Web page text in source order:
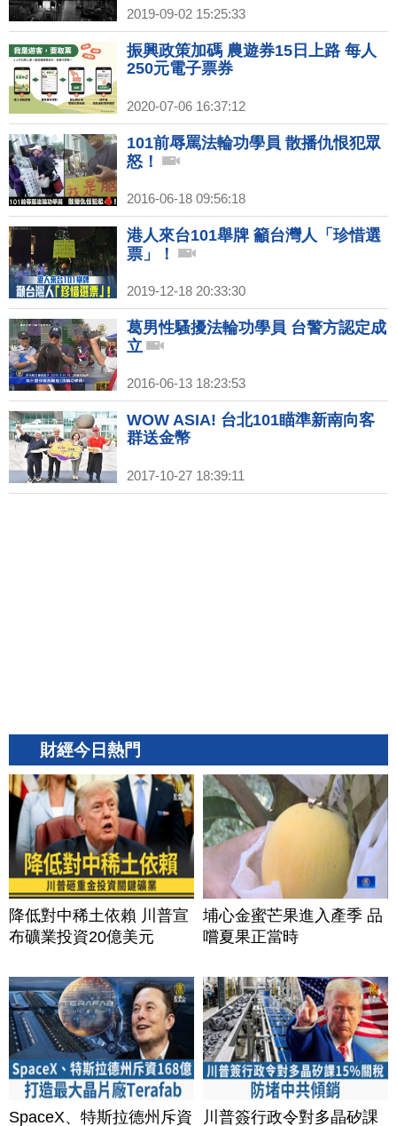
2019-09-02 15:25:33
振興政策加碼 農遊券15日上路 每人
250元電子票券
2020-07-06 16:37:12
101前辱罵法輪功學員 散播仇恨犯眾
怒！
2016-06-18 09:56:18
港人來台101舉牌 籲台灣人「珍惜選
票」！
2019-12-18 20:33:30
葛男性騷擾法輪功學員 台警方認定成
立
2016-06-13 18:23:53
WOW ASIA! 台北101瞄準新南向客
群送金幣
2017-10-27 18:39:11
財經今日熱門
降低對中稀土依賴 川普宣
布礦業投資20億美元
埔心金蜜芒果進入產季 品
嚐夏果正當時
SpaceX、特斯拉德州斥資
川普簽行政令對多晶矽課